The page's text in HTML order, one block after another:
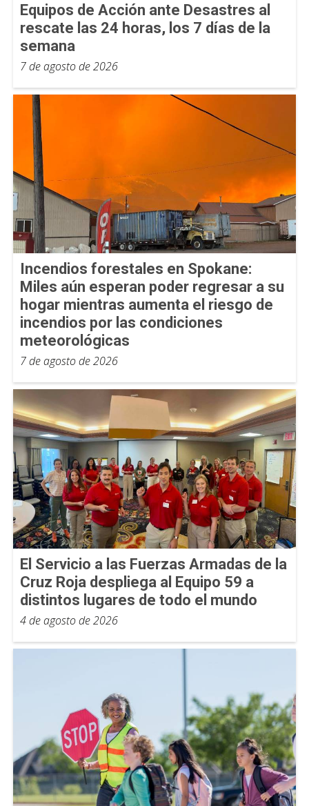
Equipos de Acción ante Desastres al
rescate las 24 horas, los 7 días de la
semana
7 de agosto de 2026
Incendios forestales en Spokane:
Miles aún esperan poder regresar a su
hogar mientras aumenta el riesgo de
incendios por las condiciones
meteorológicas
7 de agosto de 2026
El Servicio a las Fuerzas Armadas de la
Cruz Roja despliega al Equipo 59 a
distintos lugares de todo el mundo
4 de agosto de 2026